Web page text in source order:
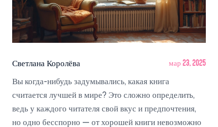
Светлана Королёва мар 23, 2025
Вы когда-нибудь задумывались, какая книга
считается лучшей в мире? Это сложно определить,
ведь у каждого читателя свой вкус и предпочтения,
но одно бесспорно — от хорошей книги невозможно